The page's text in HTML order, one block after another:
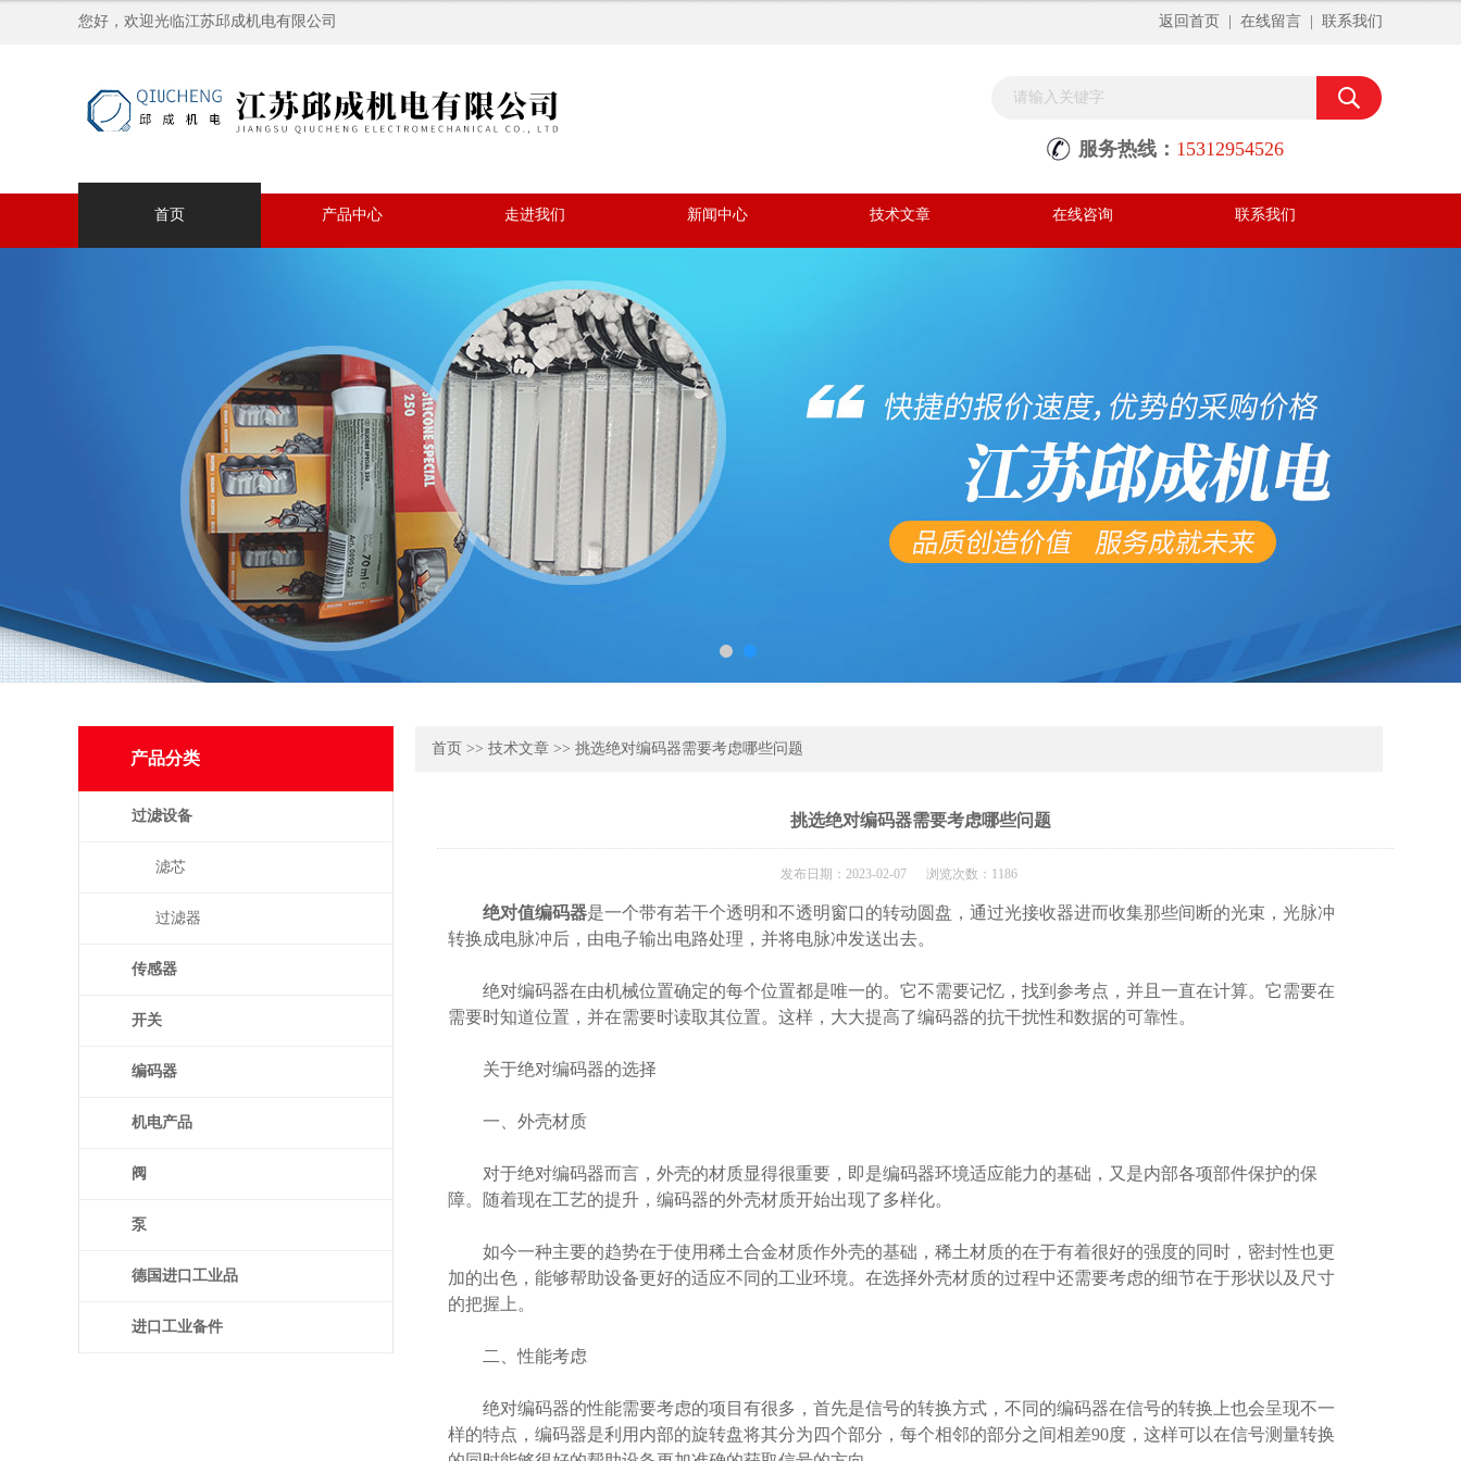
您好，欢迎光临江苏邱成机电有限公司 返回首页 在线留言 联系我们
服务热线： 15312954526
首页 产品中心 走进我们 新闻中心 技术文章 在线咨询 联系我们
产品分类
过滤设备
滤芯
过滤器
传感器
开关
编码器
机电产品
阀
泵
德国进口工业品
进口工业备件
首页 >> 技术文章 >> 挑选绝对编码器需要考虑哪些问题
挑选绝对编码器需要考虑哪些问题
发布日期：2023-02-07 浏览次数：1186
绝对值编码器是一个带有若干个透明和不透明窗口的转动圆盘，通过光接收器进而收集那些间断的光束，光脉冲
转换成电脉冲后，由电子输出电路处理，并将电脉冲发送出去。
绝对编码器在由机械位置确定的每个位置都是唯一的。它不需要记忆，找到参考点，并且一直在计算。它需要在
需要时知道位置，并在需要时读取其位置。这样，大大提高了编码器的抗干扰性和数据的可靠性。
关于绝对编码器的选择
一、外壳材质
对于绝对编码器而言，外壳的材质显得很重要，即是编码器环境适应能力的基础，又是内部各项部件保护的保
障。随着现在工艺的提升，编码器的外壳材质开始出现了多样化。
如今一种主要的趋势在于使用稀土合金材质作外壳的基础，稀土材质的在于有着很好的强度的同时，密封性也更
加的出色，能够帮助设备更好的适应不同的工业环境。在选择外壳材质的过程中还需要考虑的细节在于形状以及尺寸
的把握上。
二、性能考虑
绝对编码器的性能需要考虑的项目有很多，首先是信号的转换方式，不同的编码器在信号的转换上也会呈现不一
样的特点，编码器是利用内部的旋转盘将其分为四个部分，每个相邻的部分之间相差90度，这样可以在信号测量转换